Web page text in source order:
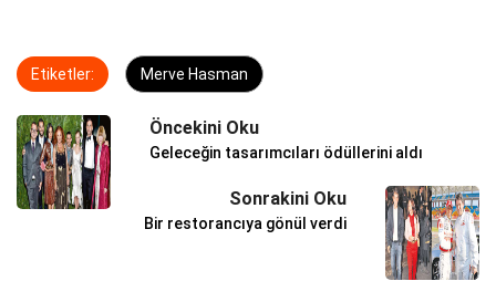
Etiketler: Merve Hasman
Öncekini Oku
Geleceğin tasarımcıları ödüllerini aldı
Sonrakini Oku
Bir restorancıya gönül verdi